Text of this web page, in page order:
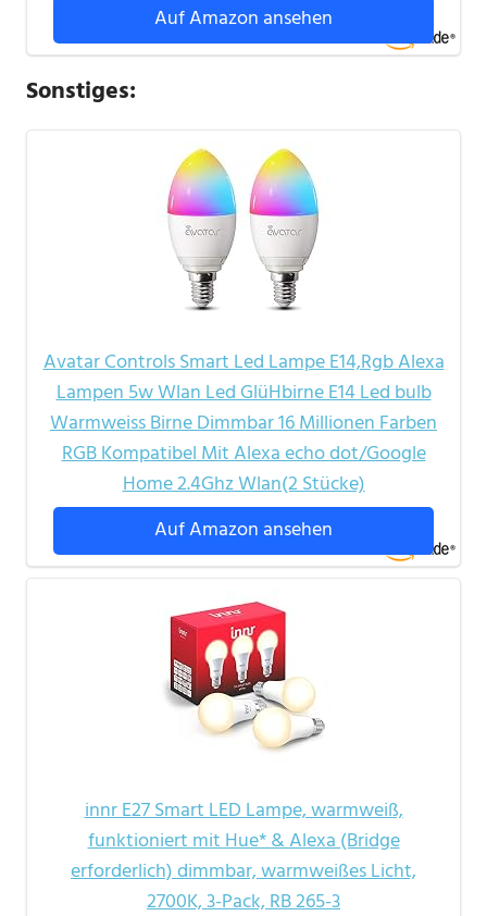
Auf Amazon ansehen
Sonstiges:
Avatar Controls Smart Led Lampe E14,Rgb Alexa
Lampen 5w Wlan Led GlüHbirne E14 Led bulb
Warmweiss Birne Dimmbar 16 Millionen Farben
RGB Kompatibel Mit Alexa echo dot/Google
Home 2.4Ghz Wlan(2 Stücke)
Auf Amazon ansehen
innr E27 Smart LED Lampe, warmweiß,
funktioniert mit Hue* & Alexa (Bridge
erforderlich) dimmbar, warmweißes Licht,
2700K, 3-Pack, RB 265-3